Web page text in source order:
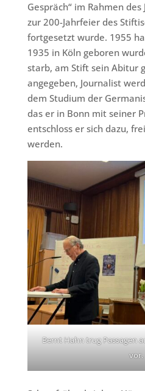
Gespräch“ im Rahmen
zur 200-Jahrfeier des
fortgesetzt wurde. 1955
1935 in Köln geboren
starb, am Stift sein Abitur
angegeben, Journalist
dem Studium der
das er in Bonn mit seiner
entschloss er sich dazu,
werden.
Bernt Hahn trug Passagen
vor.